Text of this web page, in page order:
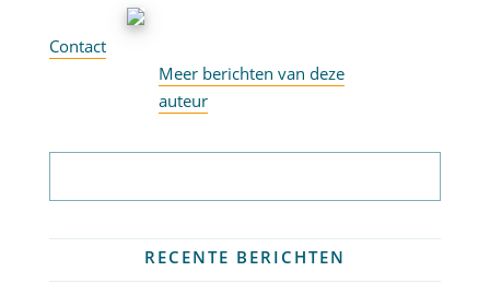
Contact
Meer berichten van deze
auteur
RECENTE BERICHTEN